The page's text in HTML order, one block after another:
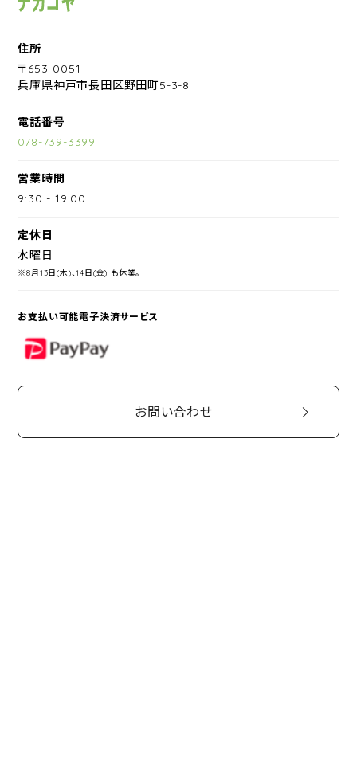
住所
〒653-0051
兵庫県神戸市長田区野田町5-3-8
電話番号
078-739-3399
営業時間
9:30 -19:00
定休日
水曜日
※8月13日(木)、14日(金) も休業。
お支払い可能電子決済サービス
PayPay
お問い合わせ